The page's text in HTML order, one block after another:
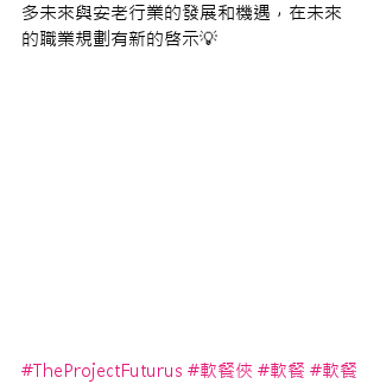
多未來與安老行業的發展和機遇，在未來
的職業規劃有新的啓示💡
#TheProjectFuturus #軟餐俠 #軟餐 #軟餐